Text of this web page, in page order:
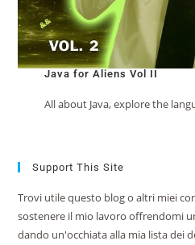
Java for Aliens Vol II
All about Java, explore the
Support This Site
Trovi utile questo blog o altri miei
sostenere il mio lavoro offrendomi
dando un'occhiata alla mia lista dei